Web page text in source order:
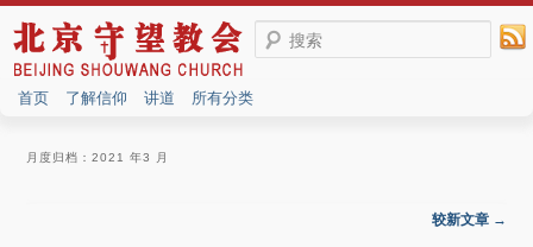
搜索
首页 了解信仰 讲道 所有分类
月度归档：2021 年3 月
较新文章 →